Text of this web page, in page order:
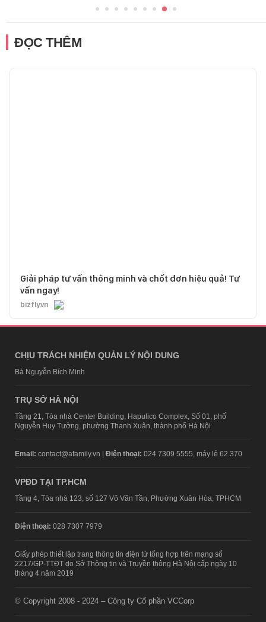
ĐỌC THÊM
Giải pháp tư vấn thông minh và chốt đơn hiệu quả! Tư
vấn ngay!
bizfly.vn
CHỊU TRÁCH NHIỆM QUẢN LÝ NỘI DUNG
Bà Nguyễn Bích Minh
TRỤ SỞ HÀ NỘI
Tầng 21, Tòa nhà Center Building, Hapulico Complex, Số 01, phố
Nguyễn Huy Tưởng, phường Thanh Xuân, thành phố Hà Nội
Email: contact@afamily.vn | Điện thoại: 024 7309 5555, máy lẻ 62.370
VPĐD TẠI TP.HCM
Tầng 4, Tòa nhà 123, số 127 Võ Văn Tần, Phường Xuân Hòa, TPHCM
Điện thoại: 028 7307 7979
Giấy phép thiết lập trang thông tin điện tử tổng hợp trên mạng số
2217/GP-TTĐT do Sở Thông tin và Truyền thông Hà Nội cấp ngày 10
tháng 4 năm 2019
© Copyright 2008 - 2024 – Công ty Cổ phần VCCorp